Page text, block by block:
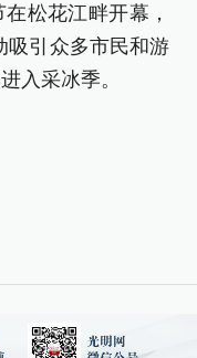
松花江畔开幕，
吸引众多市民和游
入采冰季。